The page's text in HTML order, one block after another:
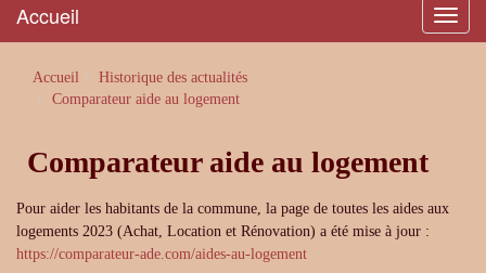
Menu
Accueil
Accueil
Historique des actualités
Comparateur aide au logement
Comparateur aide au logement
Pour aider les habitants de la commune, la page de toutes les aides aux
logements 2023 (Achat, Location et Rénovation) a été mise à jour :
https://comparateur-ade.com/aides-au-logement